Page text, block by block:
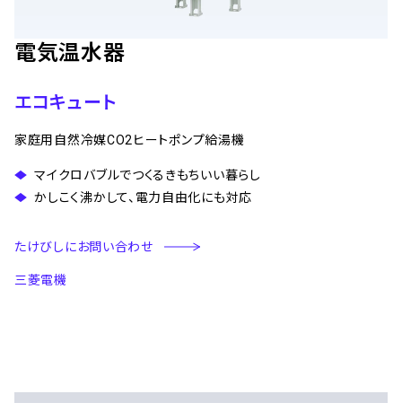
電気温水器
エコキュート
家庭用自然冷媒CO2ヒートポンプ給湯機
マイクロバブルでつくるきもちいい暮らし
かしこく沸かして、電力自由化にも対応
たけびしにお問い合わせ
三菱電機